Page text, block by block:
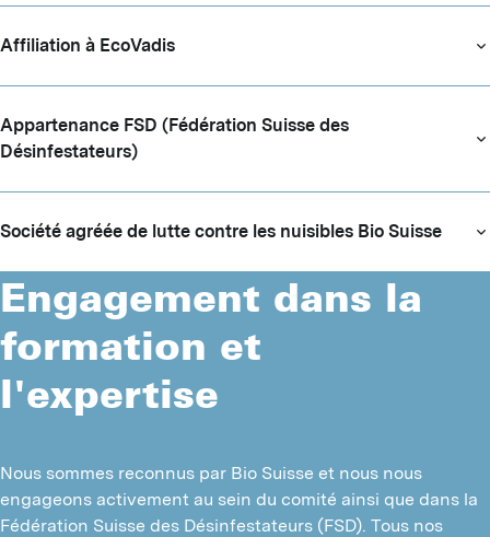
Affiliation à EcoVadis
Appartenance FSD (Fédération Suisse des
Désinfestateurs)
Société agréée de lutte contre les nuisibles Bio Suisse
Engagement dans la
formation et
l'expertise
Nous sommes reconnus par Bio Suisse et nous nous
engageons activement au sein du comité ainsi que dans la
Fédération Suisse des Désinfestateurs (FSD). Tous nos